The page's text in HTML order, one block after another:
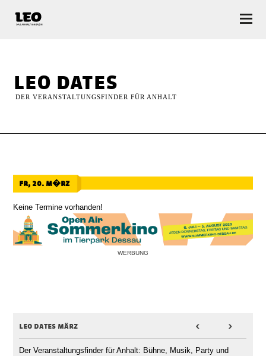
leo dates
DER VERANSTALTUNGSFINDER FÜR ANHALT
fr, 20. m�rz
Keine Termine vorhanden!
WERBUNG
leo dates märz < >
Der Veranstaltungsfinder für Anhalt: Bühne, Musik, Party und